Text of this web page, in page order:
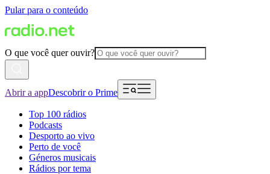
Pular para o conteúdo
O que você quer ouvir?
Abrir a appDescobrir o Prime
Top 100 rádios
Podcasts
Desporto ao vivo
Perto de você
Géneros musicais
Rádios por tema